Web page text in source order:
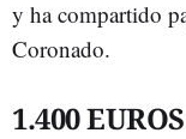
y ha compartido
Coronado.
1.400